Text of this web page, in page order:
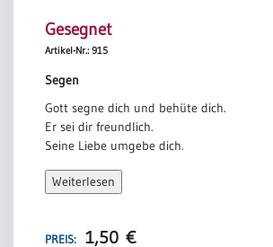
Gesegnet
Artikel-Nr.: 915
Segen
Gott segne dich und behüte dich.
Er sei dir freundlich.
Seine Liebe umgebe dich.
Er behalte dich im Auge.
Er führe dich auf deinem Weg
Jörg Zink /nach 4. Mose 6,24-26
Weiterlesen
PREIS: 1,50 €